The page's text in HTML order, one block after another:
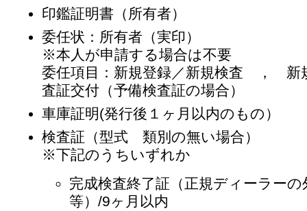
印鑑証明書（所有者）
委任状：所有者（実印）
※本人が申請する場合は不要
委任項目：新規登録／新規検査 ， 新
査証交付（予備検査証の場合）
車庫証明(発行後１ヶ月以内のもの）
検査証（型式 類別の無い場合）
※下記のうちいずれか
完成検査終了証（正規ディーラーの
等）/9ヶ月以内